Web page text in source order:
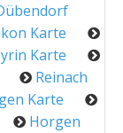
Karte
Karte
Reinach
Karte
Horgen